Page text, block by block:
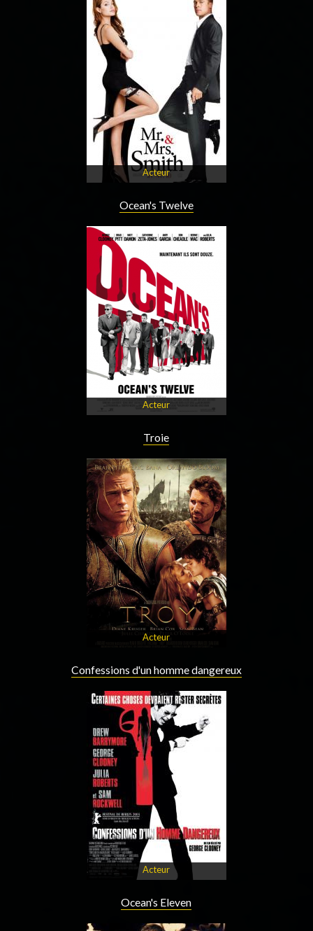
Acteur
Ocean's Twelve
Acteur
Troie
Acteur
Confessions d'un homme dangereux
Acteur
Ocean's Eleven